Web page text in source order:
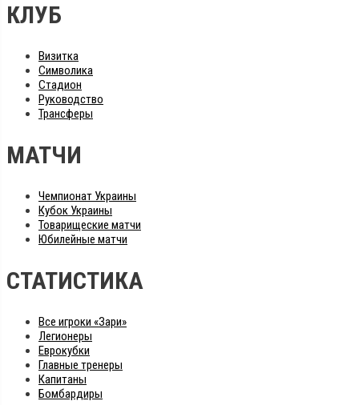
КЛУБ
Визитка
Символика
Стадион
Руководство
Трансферы
МАТЧИ
Чемпионат Украины
Кубок Украины
Товарищеские матчи
Юбилейные матчи
СТАТИСТИКА
Все игроки «Зари»
Легионеры
Еврокубки
Главные тренеры
Капитаны
Бомбардиры